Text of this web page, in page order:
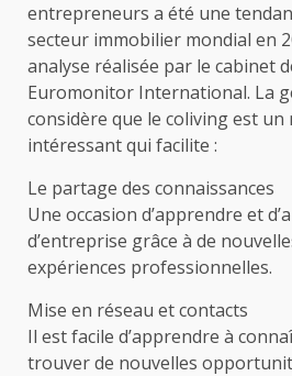
entrepreneurs a été une
secteur immobilier mondial en
analyse réalisée par le cabinet
Euromonitor International. La
considère que le coliving est un
intéressant qui facilite :
Le partage des connaissances
Une occasion d’apprendre et
d’entreprise grâce à de
expériences professionnelles.
Mise en réseau et contacts
Il est facile d’apprendre à
trouver de nouvelles